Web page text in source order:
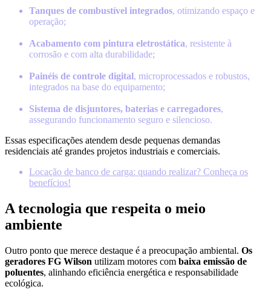
Tanques de combustível integrados, otimizando espaço e
operação;
Acabamento com pintura eletrostática, resistente à
corrosão e com alta durabilidade;
Painéis de controle digital, microprocessados e robustos,
integrados na base do equipamento;
Sistema de disjuntores, baterias e carregadores,
assegurando funcionamento seguro e silencioso.
Essas especificações atendem desde pequenas demandas
residenciais até grandes projetos industriais e comerciais.
Locação de banco de carga: quando realizar? Conheça os
benefícios!
A tecnologia que respeita o meio
ambiente
Outro ponto que merece destaque é a preocupação ambiental. Os
geradores FG Wilson utilizam motores com baixa emissão de
poluentes, alinhando eficiência energética e responsabilidade
ecológica.